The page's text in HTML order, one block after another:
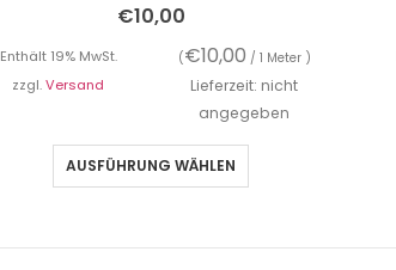
€10,00
Enthält 19% MwSt. (€10,00 / 1 Meter )
zzgl.Versand
Lieferzeit: nicht
angegeben
AUSFÜHRUNG WÄHLEN